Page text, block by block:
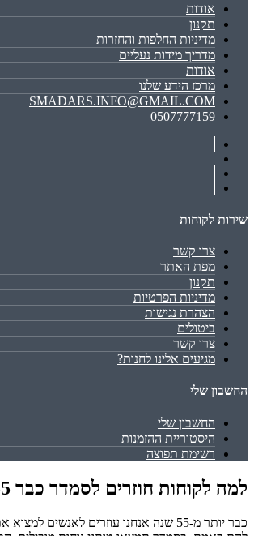
אודות
תקנון
מדיניות החלפות והחזרות
מדריך מידות נעליים
אודות
מרכז הידע שלנו
SMADARS.INFO@GMAIL.COM
0507777159
שירות לקוחות
צרו קשר
מפת האתר
תקנון
מדיניות הפרטיות
הצהרת נגישות
ביטולים
צרו קשר
מגיעים אלינו לחנות?
החשבון שלי
החשבון שלי
היסטוריית ההזמנות
רשימת תפוצה
למה לקוחות חוזרים לסמדר כבר 55 שנה?
כבר יותר מ-55 שנה אנחנו עוזרים לאנשים